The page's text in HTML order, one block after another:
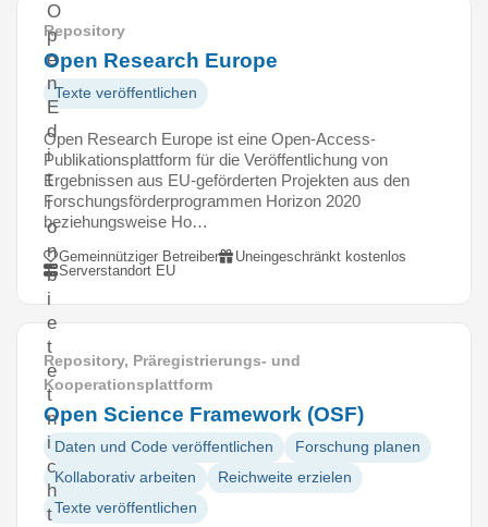
O
p
e
n
E
d
i
t
i
o
n
b
i
e
t
e
t
n
i
c
h
t
Repository
Open Research Europe
Texte veröffentlichen
Open Research Europe ist eine Open-Access-
Publikationsplattform für die Veröffentlichung von
Ergebnissen aus EU-geförderten Projekten aus den
Forschungsförderprogrammen Horizon 2020
beziehungsweise Ho…
Gemeinnütziger Betreiber
Uneingeschränkt kostenlos
Serverstandort EU
Repository, Präregistrierungs- und
Kooperationsplattform
Open Science Framework (OSF)
Daten und Code veröffentlichen
Forschung planen
Kollaborativ arbeiten
Reichweite erzielen
Texte veröffentlichen